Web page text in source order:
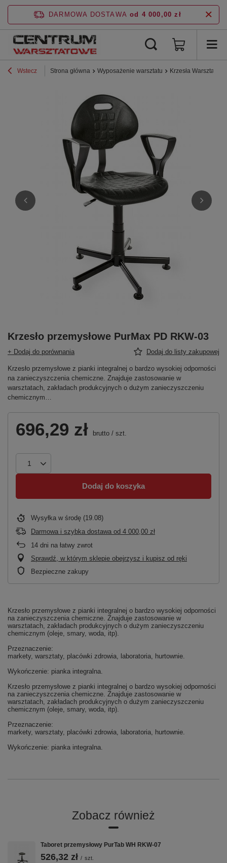
DARMOWA DOSTAWA od 4 000,00 zł
Wstecz Strona główna Wyposażenie warsztatu Krzesła Warsztatowe
Krzesło przemysłowe PurMax PD RKW-03
+ Dodaj do porównania Dodaj do listy zakupowej
Krzesło przemysłowe z pianki integralnej o bardzo wysokiej odporności
na zanieczyszczenia chemiczne. Znajduje zastosowanie w
warsztatach, zakładach produkcyjnych o dużym zanieczyszczeniu
chemicznym…
696,29 zł brutto / szt.
Dodaj do koszyka
Wysyłka w środę (19.08)
Darmowa i szybka dostawa od 4 000,00 zł
14 dni na łatwy zwrot
Sprawdź, w którym sklepie obejrzysz i kupisz od ręki
Bezpieczne zakupy
Krzesło przemysłowe z pianki integralnej o bardzo wysokiej odporności
na zanieczyszczenia chemiczne. Znajduje zastosowanie w
warsztatach, zakładach produkcyjnych o dużym zanieczyszczeniu
chemicznym (oleje, smary, woda, itp).
Przeznaczenie:
markety, warsztaty, placówki zdrowia, laboratoria, hurtownie.
Wykończenie: pianka integralna.
Krzesło przemysłowe z pianki integralnej o bardzo wysokiej odporności
na zanieczyszczenia chemiczne. Znajduje zastosowanie w
warsztatach, zakładach produkcyjnych o dużym zanieczyszczeniu
chemicznym (oleje, smary, woda, itp).
Przeznaczenie:
markety, warsztaty, placówki zdrowia, laboratoria, hurtownie.
Wykończenie: pianka integralna.
Zobacz również
Taboret przemysłowy PurTab WH RKW-07
526,32 zł / szt.